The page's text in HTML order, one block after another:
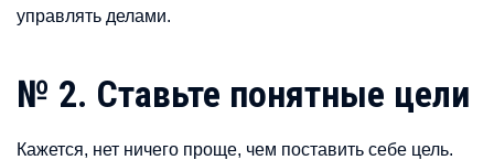
управлять делами.
№ 2. Ставьте понятные цели
Кажется, нет ничего проще, чем поставить себе цель.